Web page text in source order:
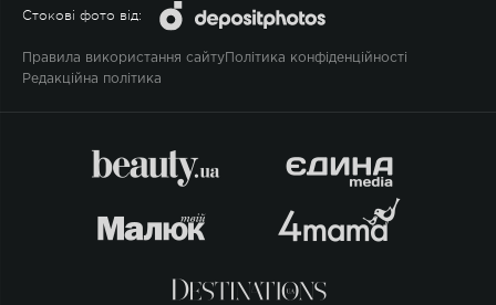
Стокові фото від:
Правила використання сайту Політика конфіденційності
Редакційна політика